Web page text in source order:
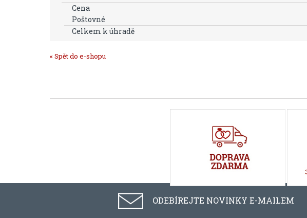
Cena
Poštovné
Celkem k úhradě
« Spět do e-shopu
ODEBÍREJTE NOVINKY E-MAILEM